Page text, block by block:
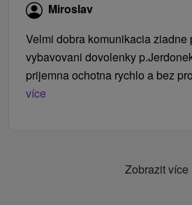
Miroslav
Velmi dobra komunikacia ziadne
vybavovani dovolenky
prijemna ochotna rychlo a bez
více
Zobrazit více